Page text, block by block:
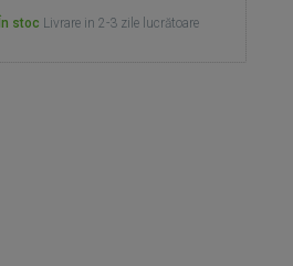
În stoc Livrare in 2-3 zile lucrătoare